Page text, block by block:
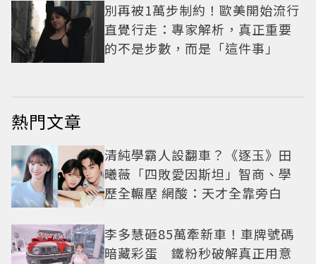
別再被1萬步制約！歐美開始流行
直覺行走：專家解析，真正重要
的不是步數，而是「這件事」
熱門文章
清純學霸人設翻車？《逐玉》田
曦薇「四敗愛因斯坦」智商、學
歷全輾壓 網酸：天才全靠旁白
李多慧砸85萬牽新車！車牌號碼
暗藏彩蛋 鐵粉秒破解真正用意